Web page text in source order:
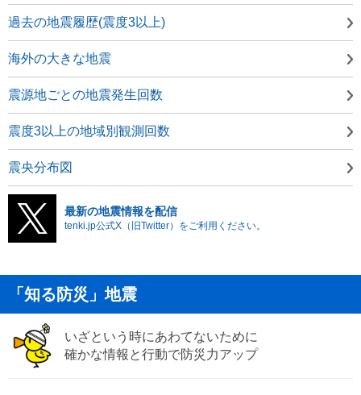
過去の地震履歴(震度3以上)
海外の大きな地震
震源地ごとの地震発生回数
震度3以上の地域別観測回数
震央分布図
最新の地震情報を配信
tenki.jp公式X（旧Twitter）をご利用ください。
「知る防災」地震
いざという時にあわてないために
確かな情報と行動で防災力アップ